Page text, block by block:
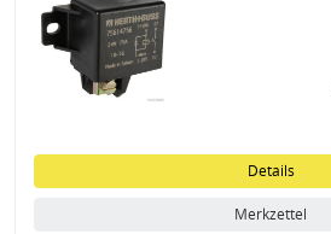
Details
Merkzettel